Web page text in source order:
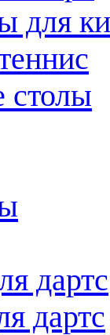
для
столы
дартс
дартс